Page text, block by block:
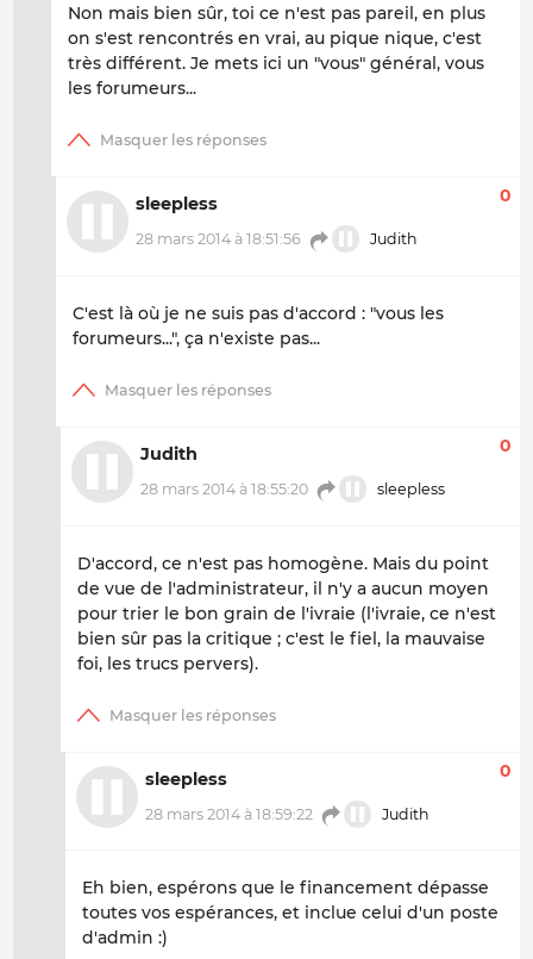
Non mais bien sûr, toi ce n'est pas pareil, en plus
on s'est rencontrés en vrai, au pique nique, c'est
très différent. Je mets ici un "vous" général, vous
les forumeurs...
sleepless
28 mars 2014 à 18:51:56 Judith
0
C'est là où je ne suis pas d'accord : "vous les
forumeurs...", ça n'existe pas...
Judith
28 mars 2014 à 18:55:20 sleepless
0
D'accord, ce n'est pas homogène. Mais du point
de vue de l'administrateur, il n'y a aucun moyen
pour trier le bon grain de l'ivraie (l'ivraie, ce n'est
bien sûr pas la critique ; c'est le fiel, la mauvaise
foi, les trucs pervers).
sleepless
28 mars 2014 à 18:59:22 Judith
0
Eh bien, espérons que le financement dépasse
toutes vos espérances, et inclue celui d'un poste
d'admin :)